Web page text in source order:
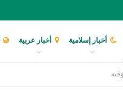
أخبار إسلامية أخبار عربية